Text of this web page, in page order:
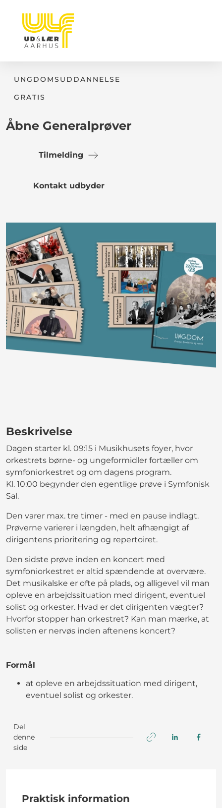
UNGDOMSUDDANNELSE
GRATIS
Åbne Generalprøver
Tilmelding
Kontakt udbyder
Beskrivelse
Dagen starter kl. 09:15 i Musikhusets foyer, hvor
orkestrets børne- og ungeformidler fortæller om
symfoniorkestret og om dagens program.
Kl. 10:00 begynder den egentlige prøve i Symfonisk
Sal.
Den varer max. tre timer - med en pause indlagt.
Prøverne varierer i længden, helt afhængigt af
dirigentens prioritering og repertoiret.
Den sidste prøve inden en koncert med
symfoniorkestret er altid spændende at overvære.
Det musikalske er ofte på plads, og alligevel vil man
opleve en arbejdssituation med dirigent, eventuel
solist og orkester. Hvad er det dirigenten vægter?
Hvorfor stopper han orkestret? Kan man mærke, at
solisten er nervøs inden aftenens koncert?
Formål
at opleve en arbejdssituation med dirigent,
eventuel solist og orkester.
Del
denne
side
Praktisk information